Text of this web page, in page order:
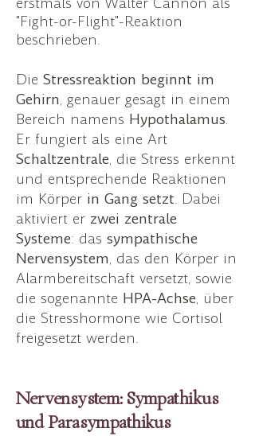
"Fight-or-Flight"-Reaktion
beschrieben.
Die Stressreaktion beginnt im
Gehirn, genauer gesagt in einem
Bereich namens Hypothalamus.
Er fungiert als eine Art
Schaltzentrale, die Stress erkennt
und entsprechende Reaktionen
im Körper in Gang setzt. Dabei
aktiviert er zwei zentrale
Systeme: das sympathische
Nervensystem, das den Körper in
Alarmbereitschaft versetzt, sowie
die sogenannte HPA-Achse, über
die Stresshormone wie Cortisol
freigesetzt werden.
Nervensystem: Sympathikus
und Parasympathikus